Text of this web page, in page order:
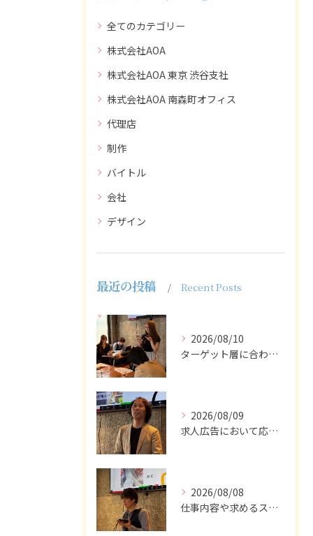
全てのカテゴリー
株式会社AOA
株式会社AOA 東京 渋谷支社
株式会社AOA 南森町オフィス
代理店
制作
バイトル
会社
デザイン
最近の投稿 Recent Posts
2026/08/10
ターゲット層に合わせた言葉遣いや表現も重要です。
2026/08/09
求人広告において応募者の質を大きく左右するのは、求人内容の充...
2026/08/08
仕事内容や求めるスキルを明確にし、ターゲット層に響くメッセー...